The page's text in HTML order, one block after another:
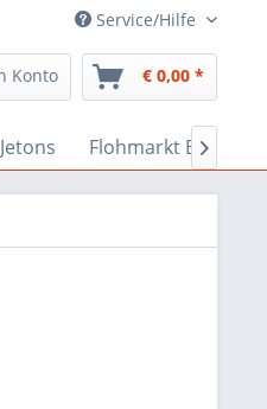
Service/Hilfe
Konto € 0,00 *
Flohmarkt Bazar
